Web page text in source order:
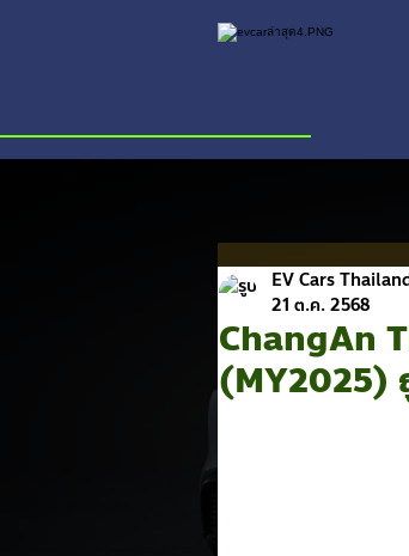
ChangAn
(MY2025)
EV Cars
21 ต.ค. 2568